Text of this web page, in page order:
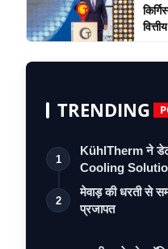
TRENDING
1
KühlTherm ने
Cooling
2
मेवाड़ की धरती से
प्रजापत